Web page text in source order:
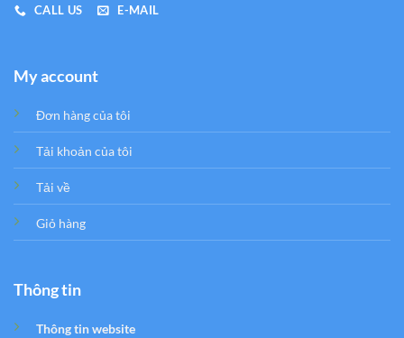
CALL US E-MAIL
My account
Đơn hàng của tôi
Tải khoản của tôi
Tải về
Giỏ hàng
Thông tin
Thông tin website